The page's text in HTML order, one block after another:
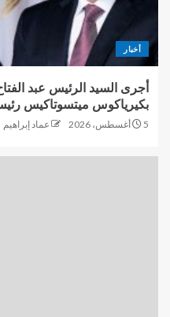
أخبار
أجرى السيد الرئيس عبد
بكيرياكوس ميتسوتاكيس
5 أغسطس، 2026 عماد إبراهيم